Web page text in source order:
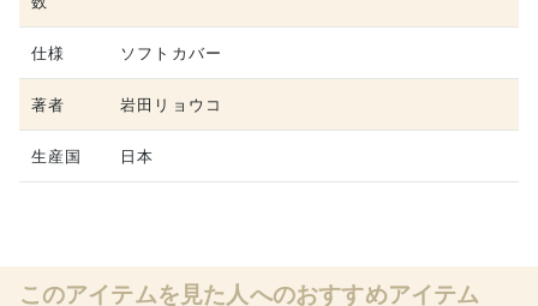
仕様 ソフトカバー
著者 岩田リョウコ
生産国 日本
このアイテムを見た人へのおすすめアイテム